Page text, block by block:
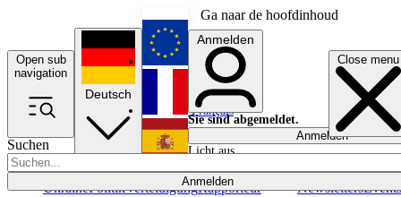
Ga naar de hoofdinhoud
Open sub
navigation
Close menu
Suchen
Anmelden
UkrainePolitikVerteidigungRapporteur NewslettersEvents
Deutsch
English
Français
Anmelden
Sie sind abgemeldet.
Anmelden
Licht aus